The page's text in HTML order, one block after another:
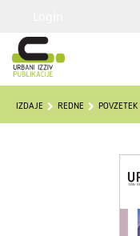
IZDAJE REDNE POVZETEK